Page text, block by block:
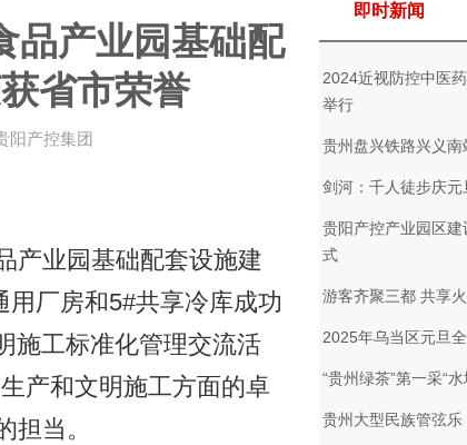
品产业园基础配
省市荣誉
阳产控集团
业园基础配套设施建
用厂房和5#共享冷库成功
施工标准化管理交流活
产和文明施工方面的卓
当。
即时新闻
2024近视防控中医
举行
贵州盘兴铁路兴义
剑河：千人徒步庆
贵阳产控产业园区
式
游客齐聚三都 共享
2025年乌当区元旦
“贵州绿茶”第一采“
贵州大型民族管弦